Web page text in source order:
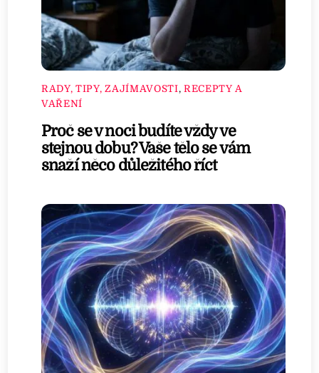
RADY, TIPY, ZAJÍMAVOSTI, RECEPTY A
VAŘENÍ
Proč se v noci budíte vždy ve
stejnou dobu? Vaše tělo se vám
snaží něco důležitého říct